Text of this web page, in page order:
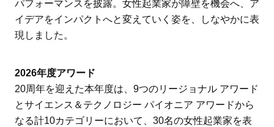
パフォーマンスを披露。女性起業家が障壁を機会へ、ア
イデアをインパクトへと変えていく姿を、しなやかに表
現しました。
2026年度アワード
20周年を迎えた本年度は、9つのリージョナル アワード
とサイエンス＆テクノロジー パイオニア アワードから
なる計10カテゴリーにおいて、30名の女性起業家を表